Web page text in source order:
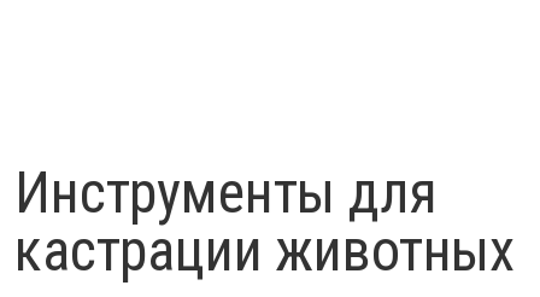
Инструменты для
кастрации животных